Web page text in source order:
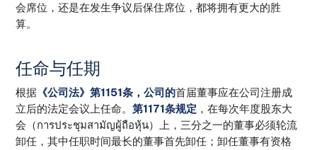
会席位，还是在发生争议后保住席位，都将拥有更大的胜
算。
任命与任期
根据 《公司法》第1151条，公司的首届董事应在公司注册成
立后的法定会议上任命。第1171条规定 ，在每次年度股东大
会（การประชุมสามัญผู้ถือหุ้น）上，三分之一的董事必须轮流
卸任，其中任职时间最长的董事首先卸任；卸任董事有资格